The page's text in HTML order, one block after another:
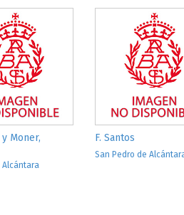
Moner,
Alcántara
F. Santos
San Pedro de